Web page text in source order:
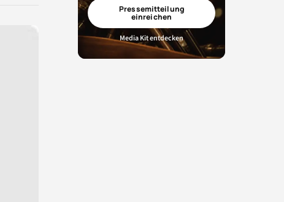
Pressemitteilung
einreichen
Media Kit entdecken